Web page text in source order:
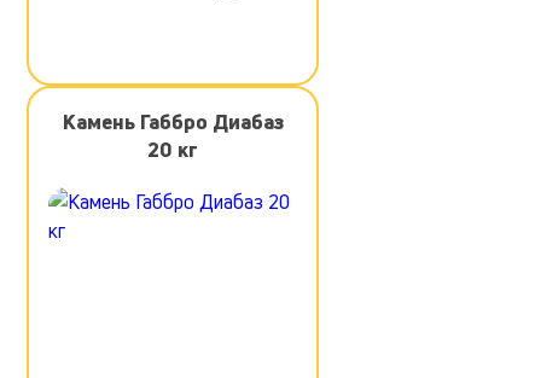
Камень Габбро Диабаз
20 кг